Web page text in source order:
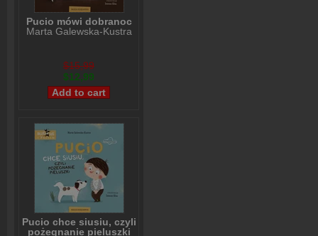
Pucio mówi dobranoc
Marta Galewska-Kustra
$15,99
$12,99
Pucio chce siusiu, czyli
pożegnanie pieluszki